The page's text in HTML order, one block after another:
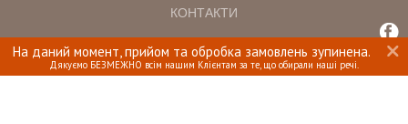
На даний момент, прийом та обробка замовлень зупинена.
Дякуємо БЕЗМЕЖНО всім нашим Клієнтам за те, що обирали наші речі.
КОНТАКТИ
INTERIOMANIA © 2018. ВСІ ПРАВА ЗАХИЩЕНІ.